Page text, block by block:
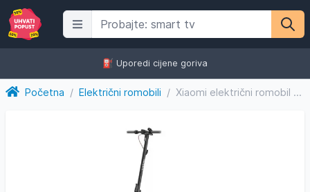
⛽️ Uporedi cijene goriva
Početna / Električni romobili / Xiaomi električni romobil 5 Max + POKLON: Xiaomi Smart Band...